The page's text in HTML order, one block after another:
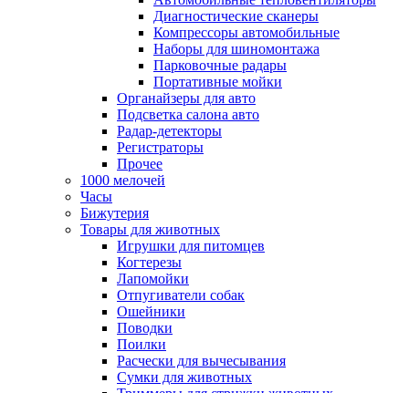
Диагностические сканеры
Компрессоры автомобильные
Наборы для шиномонтажа
Парковочные радары
Портативные мойки
Органайзеры для авто
Подсветка салона авто
Радар-детекторы
Регистраторы
Прочее
1000 мелочей
Часы
Бижутерия
Товары для животных
Игрушки для питомцев
Когтерезы
Лапомойки
Отпугиватели собак
Ошейники
Поводки
Поилки
Расчески для вычесывания
Сумки для животных